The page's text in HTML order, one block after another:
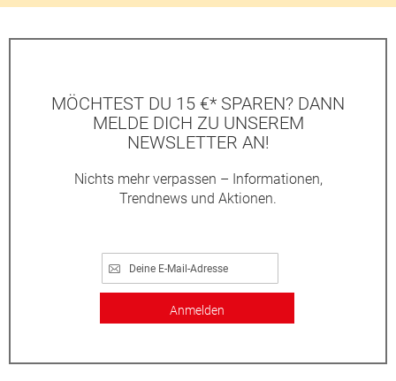
MÖCHTEST DU 15 €* SPAREN? DANN
MELDE DICH ZU UNSEREM
NEWSLETTER AN!
Nichts mehr verpassen – Informationen,
Trendnews und Aktionen.
Anmelden